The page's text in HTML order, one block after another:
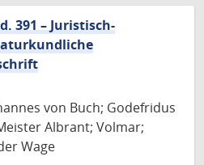
391 – Juristisch-
von Buch; Godefridus
Albrant; Volmar;
Wage